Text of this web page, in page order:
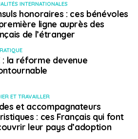
INTERNATIONALES
honoraires : ces bénévoles
ligne auprès des
de l’étranger
: la réforme devenue
ET TRAVAILLER
et accompagnateurs
: ces Français qui font
leur pays d’adoption